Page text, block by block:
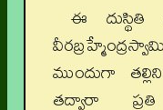
ఈ దుస్థితి
ముందుగా
తద్వారా ప్రతి